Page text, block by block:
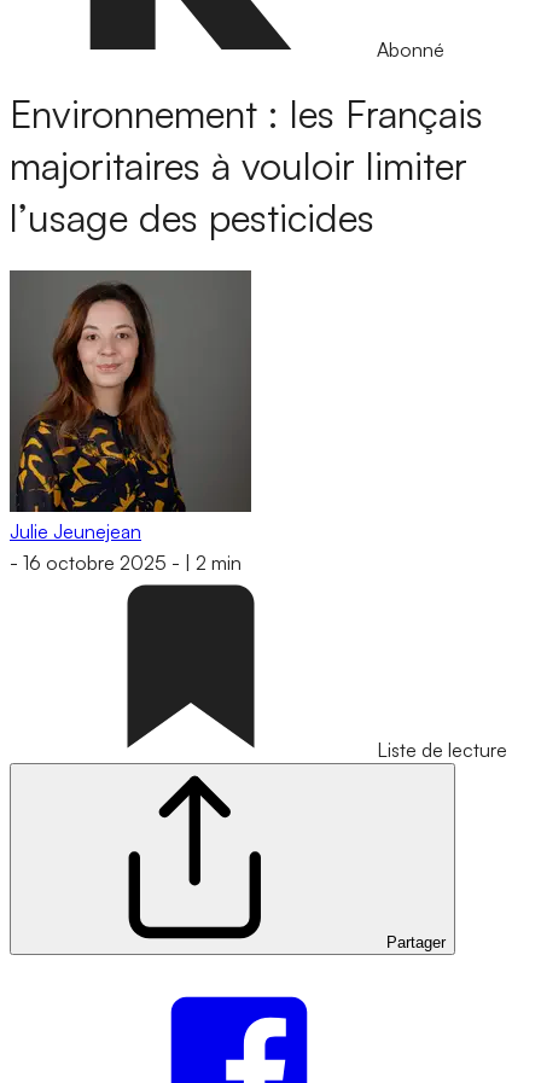
Abonné
Environnement : les Français
majoritaires à vouloir limiter
l’usage des pesticides
Julie Jeunejean
- 16 octobre 2025 - 2 min
Liste de lecture
Partager